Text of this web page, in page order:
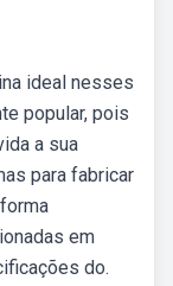
ideal nesses
popular, pois
a sua
para fabricar
em
do.